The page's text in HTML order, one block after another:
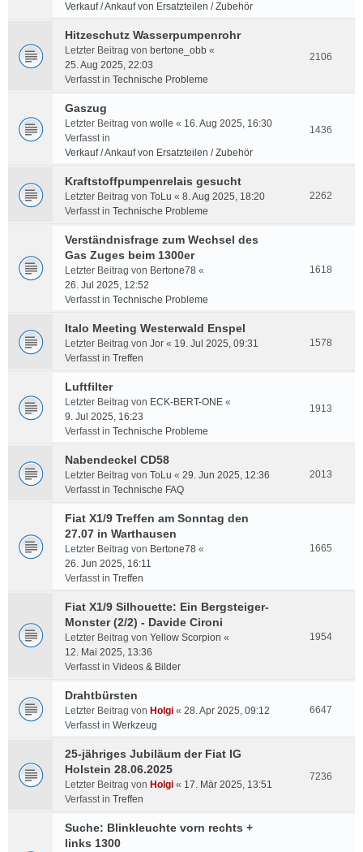
Verkauf / Ankauf von Ersatzteilen / Zubehör
Hitzeschutz Wasserpumpenrohr
Letzter Beitrag von bertone_obb «
25. Aug 2025, 22:03
Verfasst in Technische Probleme
2106
Gaszug
Letzter Beitrag von wolle « 16. Aug 2025, 16:30
Verfasst in
Verkauf / Ankauf von Ersatzteilen / Zubehör
1436
Kraftstoffpumpenrelais gesucht
Letzter Beitrag von ToLu « 8. Aug 2025, 18:20
Verfasst in Technische Probleme
2262
Verständnisfrage zum Wechsel des
Gas Zuges beim 1300er
Letzter Beitrag von Bertone78 «
26. Jul 2025, 12:52
Verfasst in Technische Probleme
1618
Italo Meeting Westerwald Enspel
Letzter Beitrag von Jor « 19. Jul 2025, 09:31
Verfasst in Treffen
1578
Luftfilter
Letzter Beitrag von ECK-BERT-ONE «
9. Jul 2025, 16:23
Verfasst in Technische Probleme
1913
Nabendeckel CD58
Letzter Beitrag von ToLu « 29. Jun 2025, 12:36
Verfasst in Technische FAQ
2013
Fiat X1/9 Treffen am Sonntag den
27.07 in Warthausen
Letzter Beitrag von Bertone78 «
26. Jun 2025, 16:11
Verfasst in Treffen
1665
Fiat X1/9 Silhouette: Ein Bergsteiger-
Monster (2/2) - Davide Cironi
Letzter Beitrag von Yellow Scorpion «
12. Mai 2025, 13:36
Verfasst in Videos & Bilder
1954
Drahtbürsten
Letzter Beitrag von Holgi « 28. Apr 2025, 09:12
Verfasst in Werkzeug
6647
25-jähriges Jubiläum der Fiat IG
Holstein 28.06.2025
Letzter Beitrag von Holgi « 17. Mär 2025, 13:51
Verfasst in Treffen
7236
Suche: Blinkleuchte vorn rechts +
links 1300